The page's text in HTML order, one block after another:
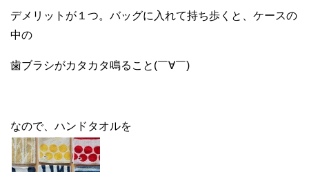
デメリットが１つ。バッグに入れて持ち歩くと、ケースの
中の
歯ブラシがカタカタ鳴ること(￣∀￣)
なので、ハンドタオルを